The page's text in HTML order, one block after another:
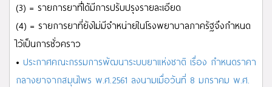
(3) = รายการยาที่ได้มีการปรับปรุงรายละเอียด
(4) = รายการยาที่ยังไม่มีจำหน่ายในโรงพยาบาลภาครัฐจึงกำหนด
ไว้เป็นการชั่วคราว
• ประกาศคณะกรรมการพัฒนาระบบยาแห่งชาติ เรื่อง กำหนดราคา
กลางยาจากสมุนไพร พ.ศ.2561 ลงนามเมื่อวันที่ 8 มกราคม พ.ศ.